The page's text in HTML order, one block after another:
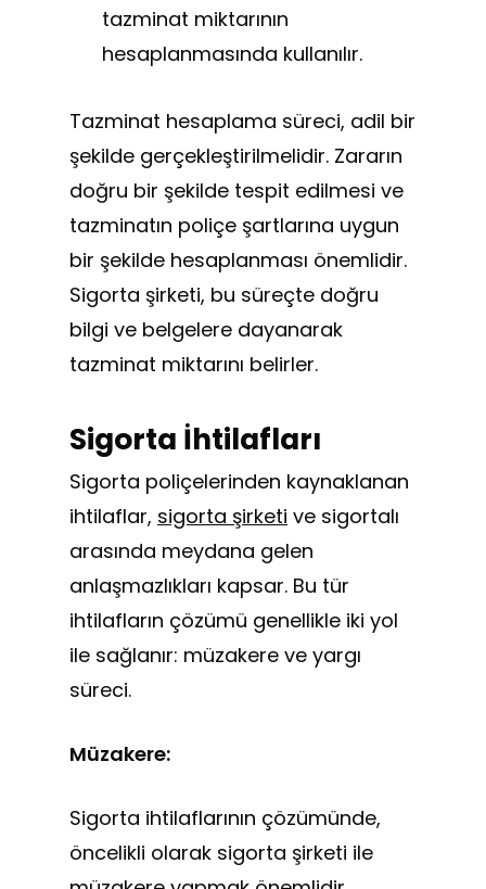
tazminat miktarının
hesaplanmasında kullanılır.
Tazminat hesaplama süreci, adil bir
şekilde gerçekleştirilmelidir. Zararın
doğru bir şekilde tespit edilmesi ve
tazminatın poliçe şartlarına uygun
bir şekilde hesaplanması önemlidir.
Sigorta şirketi, bu süreçte doğru
bilgi ve belgelere dayanarak
tazminat miktarını belirler.
Sigorta İhtilafları
Sigorta poliçelerinden kaynaklanan
ihtilaflar, sigorta şirketi ve sigortalı
arasında meydana gelen
anlaşmazlıkları kapsar. Bu tür
ihtilafların çözümü genellikle iki yol
ile sağlanır: müzakere ve yargı
süreci.
Müzakere:
Sigorta ihtilaflarının çözümünde,
öncelikli olarak sigorta şirketi ile